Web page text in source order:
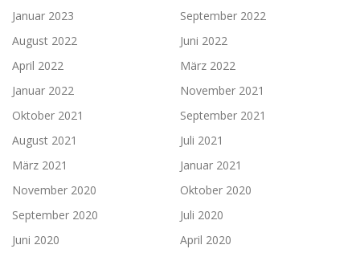
Januar 2023
September 2022
August 2022
Juni 2022
April 2022
März 2022
Januar 2022
November 2021
Oktober 2021
September 2021
August 2021
Juli 2021
März 2021
Januar 2021
November 2020
Oktober 2020
September 2020
Juli 2020
Juni 2020
April 2020